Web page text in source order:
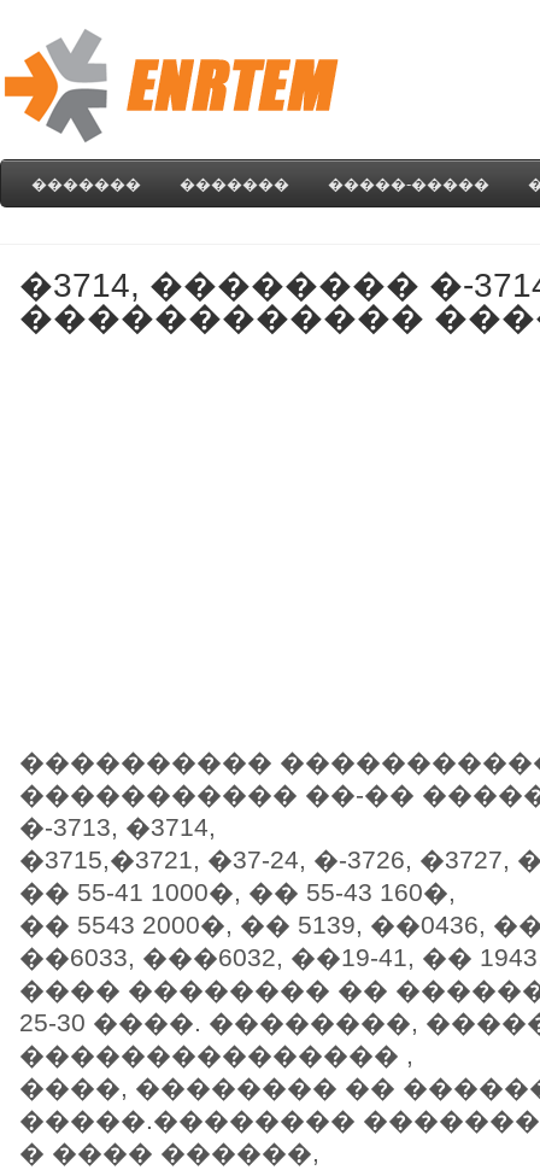
������� ������� �����-�����
�3714, �������� �-
������������
����������
����������� ��-�� ������:
�-3713, �3714,
�3715,�3721, �37-24, �-3726, �3727,
�� 55-41 1000�, �� 55-43 160�,
�� 5543 2000�, �� 5139, ��0436,
��6033, ���6032, ��19-41, ��
���� �������� ��
25-30 ����. ��������,
��������������� ,
����, �������� ��
�����.��������
� ���� ������,